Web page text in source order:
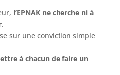
l’EPNAK ne cherche ni à
.
sur une conviction simple
à chacun de faire un